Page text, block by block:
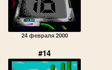
24 февраля 2000
#14